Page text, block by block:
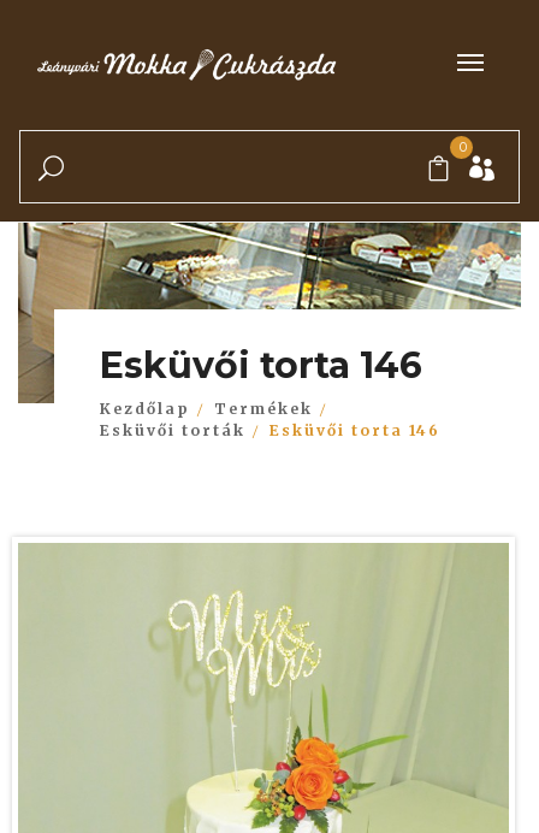
0
Esküvői torta 146
Kezdőlap
Termékek
Esküvői torták
Esküvői torta 146